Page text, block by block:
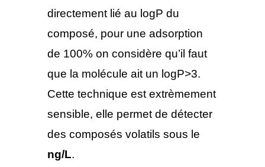
directement lié au logP du
composé, pour une adsorption
de 100% on considère qu’il faut
que la molécule ait un logP>3.
Cette technique est extrèmement
sensible, elle permet de détecter
des composés volatils sous le
ng/L.